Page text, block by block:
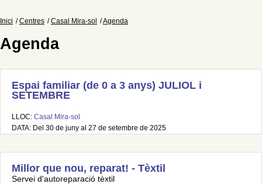
Inici Centres Casal Mira-sol Agenda
Agenda
Espai familiar (de 0 a 3 anys) JULIOL i
SETEMBRE
LLOC: Casal Mira-sol
DATA: Del 30 de juny al 27 de setembre de 2025
Millor que nou, reparat! - Tèxtil
Servei d'autoreparació tèxtil